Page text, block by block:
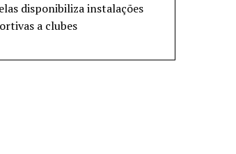
disponibiliza instalações
a clubes